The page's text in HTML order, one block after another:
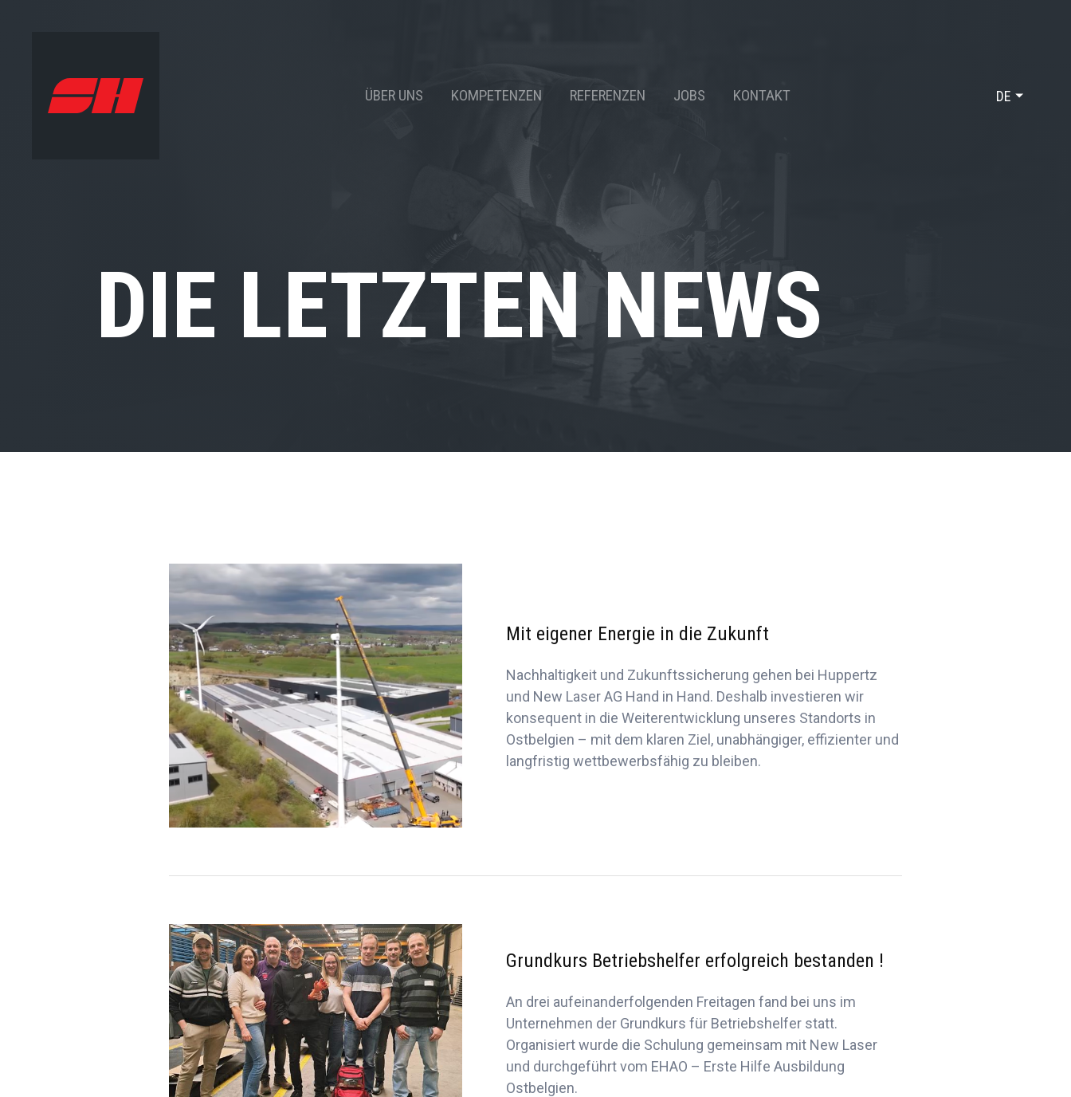
ÜBER UNS KOMPETENZEN REFERENZEN JOBS KONTAKT
DE
DIE LETZTEN NEWS
Mit eigener Energie in die Zukunft
Nachhaltigkeit und Zukunftssicherung gehen bei Huppertz
und New Laser AG Hand in Hand. Deshalb investieren wir
konsequent in die Weiterentwicklung unseres Standorts in
Ostbelgien – mit dem klaren Ziel, unabhängiger, effizienter und
langfristig wettbewerbsfähig zu bleiben.
Grundkurs Betriebshelfer erfolgreich bestanden !
An drei aufeinanderfolgenden Freitagen fand bei uns im
Unternehmen der Grundkurs für Betriebshelfer statt.
Organisiert wurde die Schulung gemeinsam mit New Laser
und durchgeführt vom EHAO – Erste Hilfe Ausbildung
Ostbelgien.